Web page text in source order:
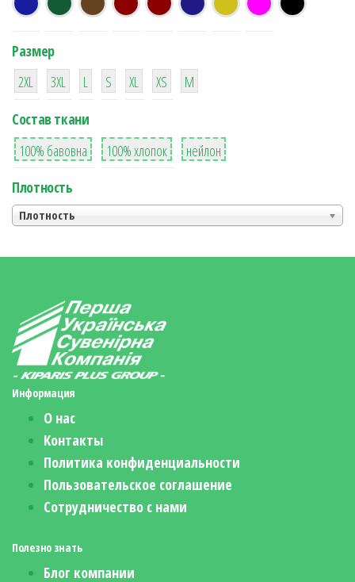
Размер
38
2XL
16
3XL
42
L
42
S
42
XL XS
М
Состав ткани
8
100% бавовна
36
100% хлопок
2
нейлон
Плотность
Плотность
Информация
О нас
Контакты
Политика конфиденциальности
Пользовательское соглашение
Сотрудничество с нами
Полезно знать
Блог компании